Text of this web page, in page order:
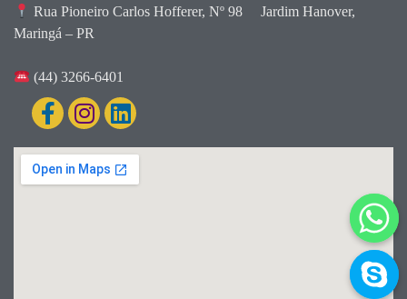
Rua Pioneiro Carlos Hofferer, Nº 98
Jardim Hanover,
Maringá – PR
(44) 3266-6401